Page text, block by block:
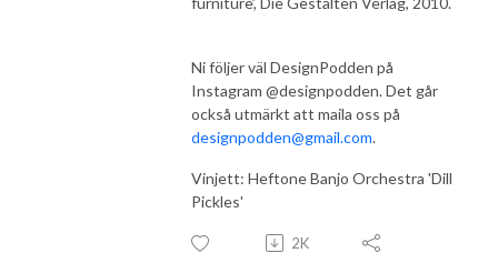
Ni följer väl DesignPodden på
Instagram @designpodden. Det går
också utmärkt att maila oss på
designpodden@gmail.com.
Vinjett: Heftone Banjo Orchestra 'Dill
Pickles'
2K